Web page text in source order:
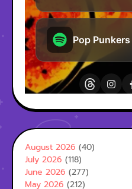
August 2026 (40)
July 2026 (118)
June 2026 (277)
May 2026 (212)